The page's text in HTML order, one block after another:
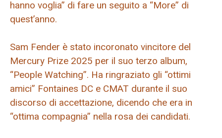
hanno voglia” di fare un seguito a “More” di
quest’anno.
Sam Fender è stato incoronato vincitore del
Mercury Prize 2025 per il suo terzo album,
“People Watching”. Ha ringraziato gli “ottimi
amici” Fontaines DC e CMAT durante il suo
discorso di accettazione, dicendo che era in
“ottima compagnia” nella rosa dei candidati.